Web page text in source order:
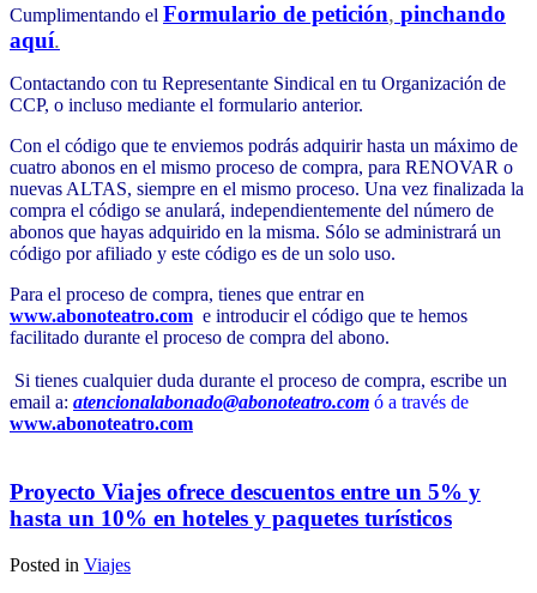
Cumplimentando el Formulario de petición, pinchando
aquí.
Contactando con tu Representante Sindical en tu Organización de
CCP, o incluso mediante el formulario anterior.
Con el código que te enviemos podrás adquirir hasta un máximo de
cuatro abonos en el mismo proceso de compra, para RENOVAR o
nuevas ALTAS, siempre en el mismo proceso. Una vez finalizada la
compra el código se anulará, independientemente del número de
abonos que hayas adquirido en la misma. Sólo se administrará un
código por afiliado y este código es de un solo uso.
Para el proceso de compra, tienes que entrar en
www.abonoteatro.com e introducir el código que te hemos
facilitado durante el proceso de compra del abono.
Si tienes cualquier duda durante el proceso de compra, escribe un
email a: atencionalabonado@abonoteatro.com ó a través de
www.abonoteatro.com
Proyecto Viajes ofrece descuentos entre un 5% y
hasta un 10% en hoteles y paquetes turísticos
Posted in Viajes